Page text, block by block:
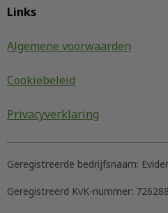
Links
Algemene voorwaarden
Cookiebeleid
Privacyverklaring
Geregistreerde bedrijfsnaam:
Geregistreerd KvK-nummer: